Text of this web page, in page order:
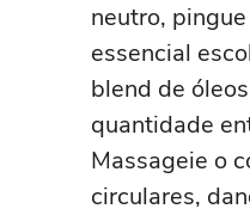
neutro,
essencial
blend de
quantidade
Massageie o
circulares,